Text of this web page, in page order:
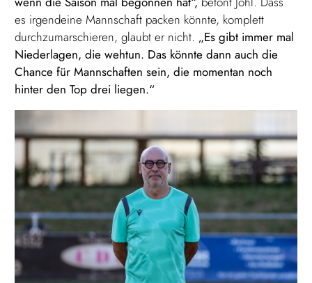
es irgendeine Mannschaft packen könnte, komplett
durchzumarschieren, glaubt er nicht. „Es gibt immer mal
Niederlagen, die wehtun. Das könnte dann auch die
Chance für Mannschaften sein, die momentan noch
hinter den Top drei liegen.“